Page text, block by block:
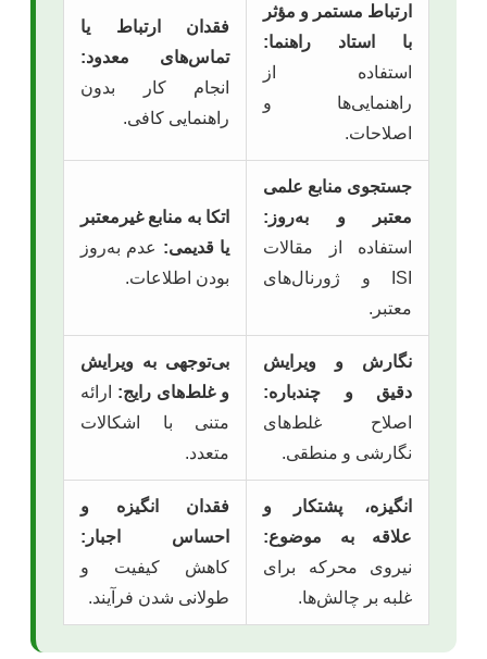
ارتباط مستمر و مؤثر
با استاد راهنما:
استفاده از
راهنمایی‌ها و
اصلاحات.
فقدان ارتباط یا
تماس‌های معدود:
انجام کار بدون
راهنمایی کافی.
جستجوی منابع علمی
معتبر و به‌روز:
استفاده از مقالات
ISI و ژورنال‌های
معتبر.
اتکا به منابع غیرمعتبر
یا قدیمی: عدم به‌روز
بودن اطلاعات.
نگارش و ویرایش
دقیق و چندباره:
اصلاح غلط‌های
نگارشی و منطقی.
بی‌توجهی به ویرایش
و غلط‌های رایج: ارائه
متنی با اشکالات
متعدد.
انگیزه، پشتکار و
علاقه به موضوع:
نیروی محرکه برای
غلبه بر چالش‌ها.
فقدان انگیزه و
احساس اجبار:
کاهش کیفیت و
طولانی شدن فرآیند.